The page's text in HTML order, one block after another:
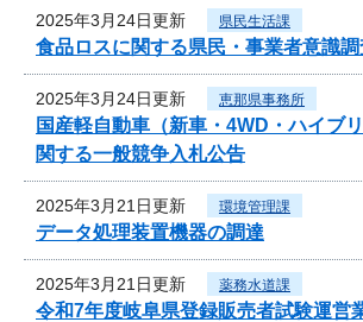
2025年3月24日更新 県民生活課
食品ロスに関する県民・事業者意識
2025年3月24日更新 恵那県事務所
国産軽自動車（新車・4WD・ハイブ
関する一般競争入札公告
2025年3月21日更新 環境管理課
データ処理装置機器の調達
2025年3月21日更新 薬務水道課
令和7年度岐阜県登録販売者試験運営